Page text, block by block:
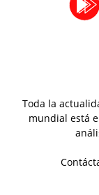
Toda la
mundial está